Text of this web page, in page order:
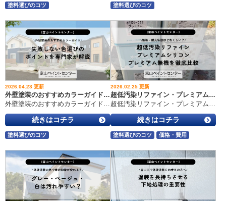
塗料選びのコツ 塗料選びのコツ
2026.04.23 更新
外壁塗装のおすすめカラーガイド｜失敗しない色選びのポイントを専門家が解説
外壁塗装のおすすめカラーガイド｜失敗しない色選びのポイントを専門家が解説 こんにちは！富山市の外壁塗装・屋根工事・雨漏り専門店、富山ペイントセンターです！いつもブログを読んでいただきありがとうございます
続きはコチラ
塗料選びのコツ
2026.02.25 更新
超低汚染リファイン・プレミアムシリコン・プレミアム無機を徹底比較｜価格・耐久年数はどれくらい？
超低汚染リファイン・プレミアムシリコン・プレミアム無機を徹底比較｜価格・耐久年数はどれくらい？ こんにちは！富山市の外壁塗装・屋根工事・雨漏り専門店、富山ペイントセンターです！いつもブログを読んでいただきありがとうございます
続きはコチラ
塗料選びのコツ 価格・費用